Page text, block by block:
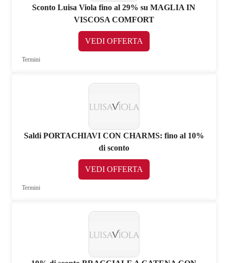
Sconto Luisa Viola fino al 29% su MAGLIA IN
VISCOSA COMFORT
VEDI OFFERTA
Termini
Saldi PORTACHIAVI CON CHARMS: fino al 10%
di sconto
VEDI OFFERTA
Termini